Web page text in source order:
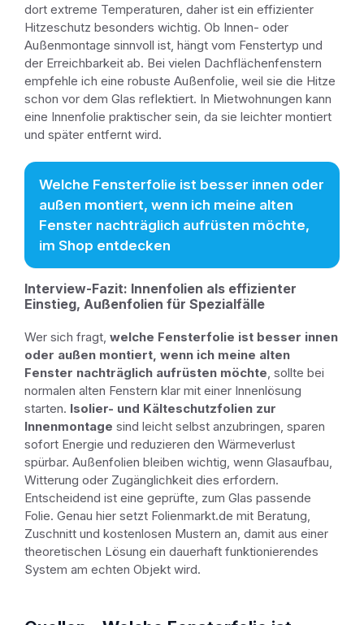
dort extreme Temperaturen, daher ist ein effizienter
Hitzeschutz besonders wichtig. Ob Innen- oder
Außenmontage sinnvoll ist, hängt vom Fenstertyp und
der Erreichbarkeit ab. Bei vielen Dachflächenfenstern
empfehle ich eine robuste Außenfolie, weil sie die Hitze
schon vor dem Glas reflektiert. In Mietwohnungen kann
eine Innenfolie praktischer sein, da sie leichter montiert
und später entfernt wird.
Welche Fensterfolie ist besser innen oder
außen montiert, wenn ich meine alten
Fenster nachträglich aufrüsten möchte,
im Shop entdecken
Interview-Fazit: Innenfolien als effizienter
Einstieg, Außenfolien für Spezialfälle
Wer sich fragt, welche Fensterfolie ist besser innen
oder außen montiert, wenn ich meine alten
Fenster nachträglich aufrüsten möchte , sollte bei
normalen alten Fenstern klar mit einer Innenlösung
starten. Isolier- und Kälteschutzfolien zur
Innenmontage sind leicht selbst anzubringen, sparen
sofort Energie und reduzieren den Wärmeverlust
spürbar. Außenfolien bleiben wichtig, wenn Glasaufbau,
Witterung oder Zugänglichkeit dies erfordern.
Entscheidend ist eine geprüfte, zum Glas passende
Folie. Genau hier setzt Folienmarkt.de mit Beratung,
Zuschnitt und kostenlosen Mustern an, damit aus einer
theoretischen Lösung ein dauerhaft funktionierendes
System am echten Objekt wird.